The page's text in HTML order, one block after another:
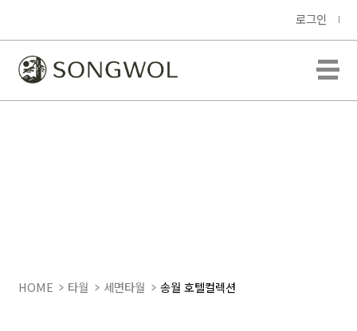
로그인
HOME 타월 세면타월 송월 호텔컬렉션
식40